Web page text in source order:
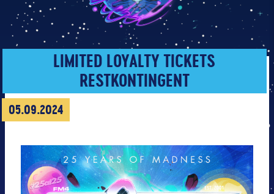
LIMITED LOYALTY TICKETS
RESTKONTINGENT
05.09.2024